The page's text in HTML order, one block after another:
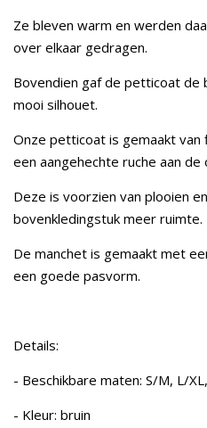
Ze bleven warm en werden
over elkaar gedragen.
Bovendien gaf de petticoat de
mooi silhouet.
Onze petticoat is gemaakt
een aangehechte ruche aan de
Deze is voorzien van plooien
bovenkledingstuk meer ruimte.
De manchet is gemaakt met
een goede pasvorm.
Details:
- Beschikbare maten: S/M, L/
- Kleur: bruin